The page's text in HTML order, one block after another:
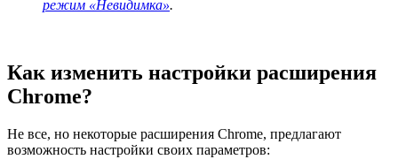
режим «Невидимка».
Как изменить настройки расширения
Chrome?
Не все, но некоторые расширения Chrome, предлагают
возможность настройки своих параметров: